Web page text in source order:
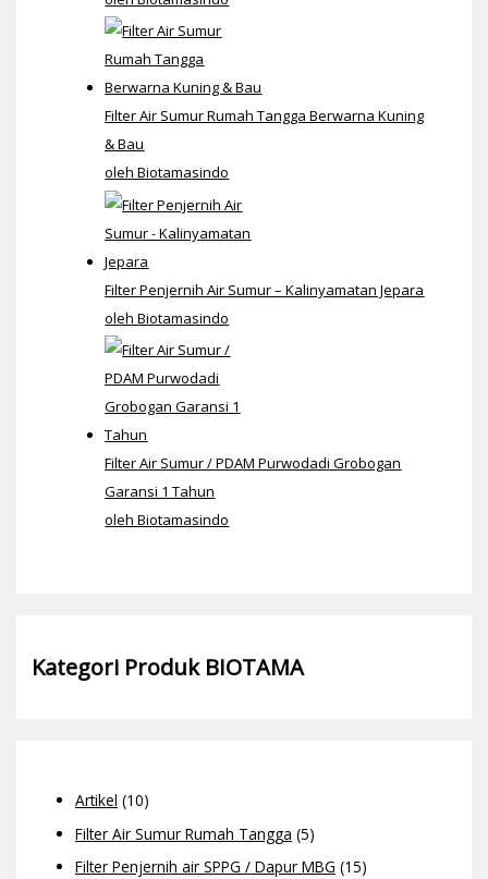
Filter Air Sumur Rumah Tangga Berwarna Kuning
& Bau
oleh Biotamasindo
Filter Penjernih Air Sumur – Kalinyamatan Jepara
oleh Biotamasindo
Filter Air Sumur / PDAM Purwodadi Grobogan
Garansi 1 Tahun
oleh Biotamasindo
Kategori Produk BIOTAMA
Artikel (10)
Filter Air Sumur Rumah Tangga (5)
Filter Penjernih air SPPG / Dapur MBG (15)